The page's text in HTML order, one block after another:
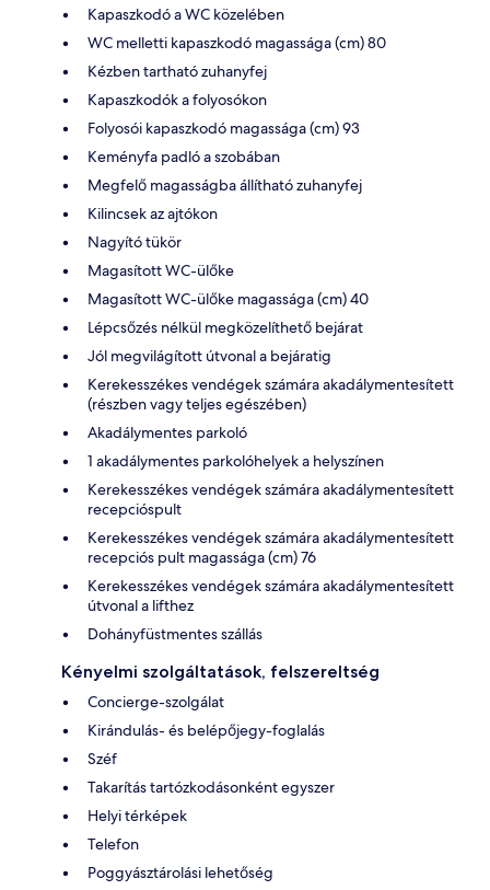
Kapaszkodó a WC közelében
WC melletti kapaszkodó magassága (cm) 80
Kézben tartható zuhanyfej
Kapaszkodók a folyosókon
Folyosói kapaszkodó magassága (cm) 93
Keményfa padló a szobában
Megfelő magasságba állítható zuhanyfej
Kilincsek az ajtókon
Nagyító tükör
Magasított WC-ülőke
Magasított WC-ülőke magassága (cm) 40
Lépcsőzés nélkül megközelíthető bejárat
Jól megvilágított útvonal a bejáratig
Kerekesszékes vendégek számára akadálymentesített
(részben vagy teljes egészében)
Akadálymentes parkoló
1 akadálymentes parkolóhelyek a helyszínen
Kerekesszékes vendégek számára akadálymentesített
recepcióspult
Kerekesszékes vendégek számára akadálymentesített
recepciós pult magassága (cm) 76
Kerekesszékes vendégek számára akadálymentesített
útvonal a lifthez
Dohányfüstmentes szállás
Kényelmi szolgáltatások, felszereltség
Concierge-szolgálat
Kirándulás- és belépőjegy-foglalás
Széf
Takarítás tartózkodásonként egyszer
Helyi térképek
Telefon
Poggyásztárolási lehetőség